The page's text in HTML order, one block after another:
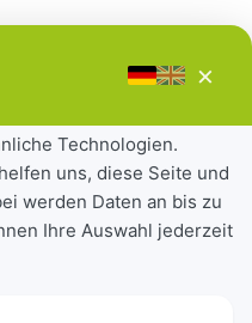
×
Technologien.
uns, diese Seite und
werden Daten an bis zu
Ihre Auswahl jederzeit